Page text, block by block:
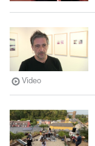
Video